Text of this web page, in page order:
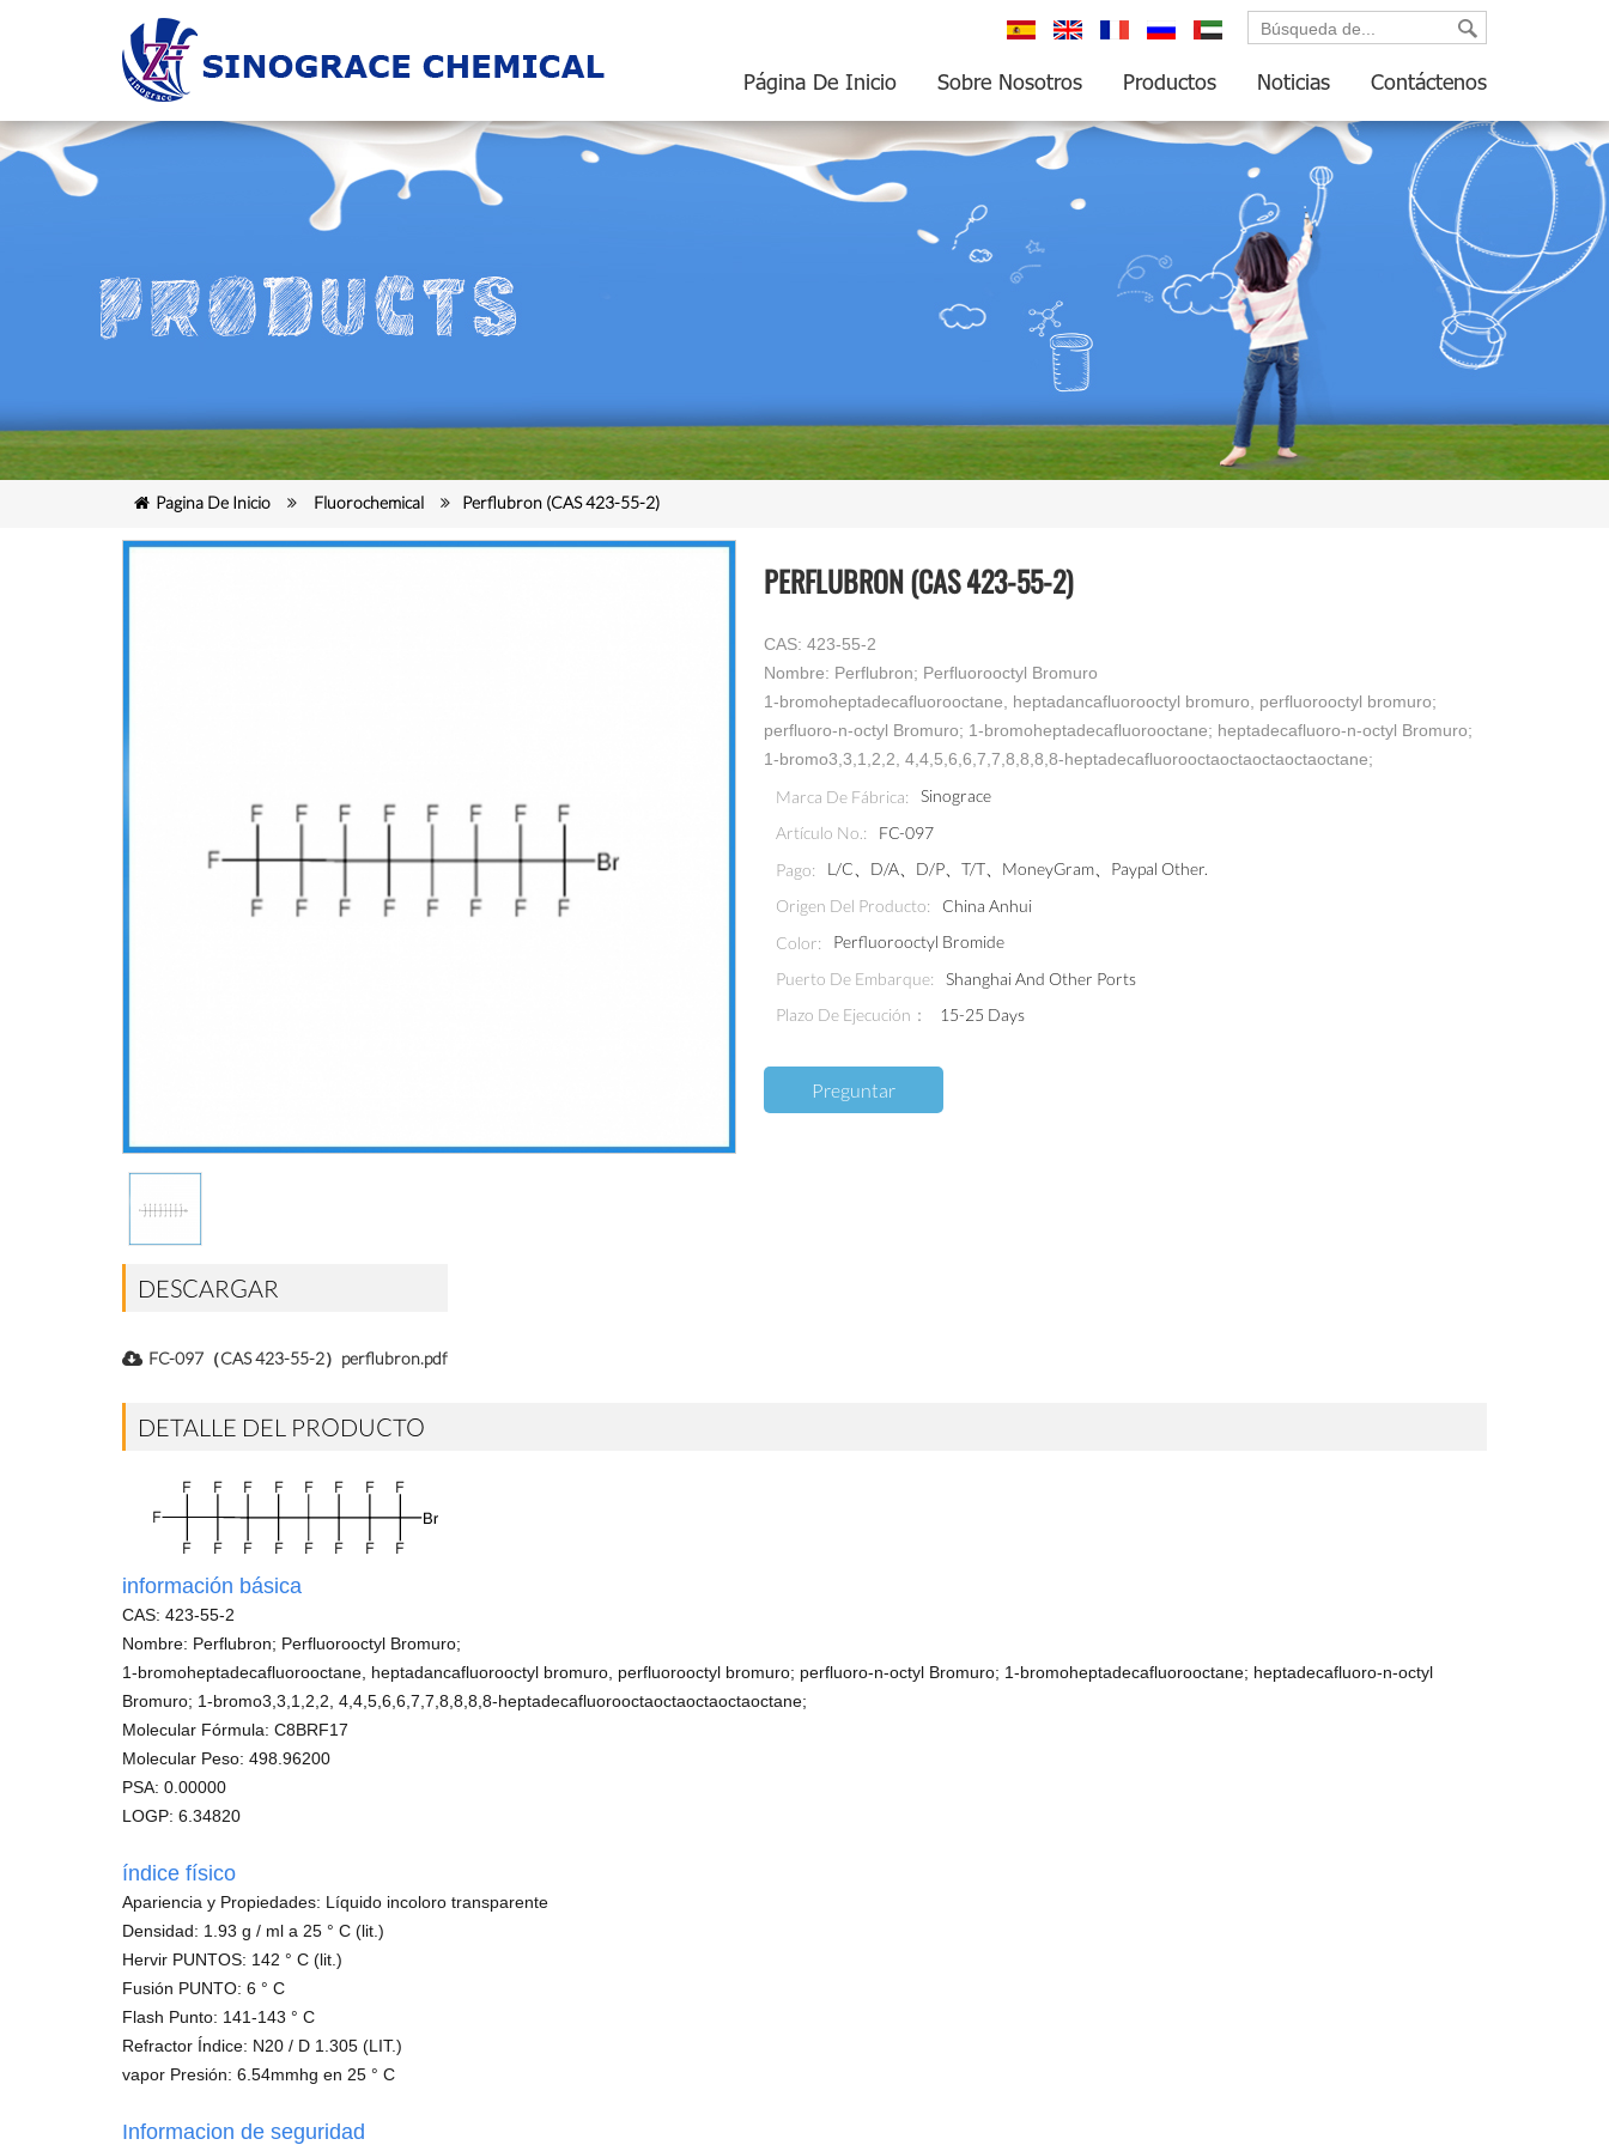
Página De Inicio Sobre Nosotros Productos Noticias Contáctenos
Página De Inicio Fluorochemical Perflubron (CAS 423-55-2)
PERFLUBRON (CAS 423-55-2)
CAS: 423-55-2
Nombre: Perflubron; Perfluorooctyl Bromuro
1-bromoheptadecafluorooctane, heptadancafluorooctyl bromuro, perfluorooctyl bromuro;
perfluoro-n-octyl Bromuro; 1-bromoheptadecafluorooctane; heptadecafluoro-n-octyl Bromuro;
1-bromo3,3,1,2,2, 4,4,5,6,6,7,7,8,8,8,8-heptadecafluorooctaoctaoctaoctaoctane;
Marca De Fábrica:
Sinograce
Artículo No.:
FC-097
Pago:
L/C、D/A、D/P、T/T、MoneyGram、Paypal Other.
Origen Del Producto:
China Anhui
Color:
Perfluorooctyl Bromide
Puerto De Embarque:
Shanghai And Other Ports
Plazo De Ejecución：
15-25 Days
Preguntar
DESCARGAR
FC-097（CAS 423-55-2）perflubron.pdf
DETALLE DEL PRODUCTO
información básica
CAS: 423-55-2
Nombre: Perflubron; Perfluorooctyl Bromuro;
1-bromoheptadecafluorooctane, heptadancafluorooctyl bromuro, perfluorooctyl bromuro; perfluoro-n-octyl Bromuro; 1-bromoheptadecafluorooctane; heptadecafluoro-n-octyl
Bromuro; 1-bromo3,3,1,2,2, 4,4,5,6,6,7,7,8,8,8,8-heptadecafluorooctaoctaoctaoctaoctane;
Molecular Fórmula: C8BRF17
Molecular Peso: 498.96200
PSA: 0.00000
LOGP: 6.34820
índice físico
Apariencia y Propiedades: Líquido incoloro transparente
Densidad: 1.93 g / ml a 25 ° C (lit.)
Hervir PUNTOS: 142 ° C (lit.)
Fusión PUNTO: 6 ° C
Flash Punto: 141-143 ° C
Refractor Índice: N20 / D 1.305 (LIT.)
vapor Presión: 6.54mmhg en 25 ° C
Informacion de seguridad